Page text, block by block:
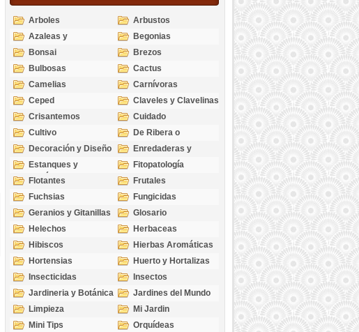
Arboles
Arbustos
Azaleas y
Rododendros
Begonias
Bonsai
Brezos
Bulbosas
Cactus
Camelias
Carnívoras
Ceped
Claveles y Clavelinas
Crisantemos
Cuidado
Cultivo
De Ribera o
Palustres
Decoración y Diseño
Enredaderas y
cubresuelos
Estanques y
Acuáticas
Fitopatología
Flotantes
Frutales
Fuchsias
Fungicidas
Geranios y Gitanillas
Glosario
Helechos
Herbaceas
Hibiscos
Hierbas Aromáticas
Hortensias
Huerto y Hortalizas
Insecticidas
Insectos
Jardineria y Botánica
Jardines del Mundo
Limpieza
Mi Jardin
Mini Tips
Orquídeas